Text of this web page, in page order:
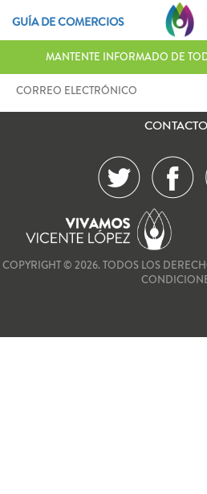
GUÍA DE COMERCIOS
MANTENTE INFORMADO DE
CONTACTO
COPYRIGHT © 2026. TODOS LOS